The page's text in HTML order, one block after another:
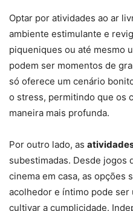
Optar por atividades ao ar
ambiente estimulante e
piqueniques ou até mesmo
podem ser momentos de
só oferece um cenário
o stress, permitindo que os
maneira mais profunda.
Por outro lado, as
subestimadas. Desde jogos
cinema em casa, as opções
acolhedor e íntimo pode ser
cultivar a cumplicidade.